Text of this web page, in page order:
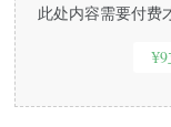
此处内容需要付费